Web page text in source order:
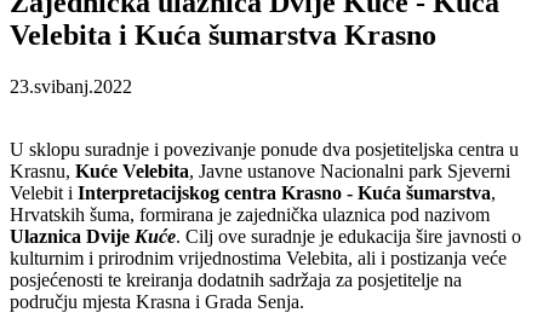
Velebita i Kuća šumarstva Krasno
23.svibanj.2022
U sklopu suradnje i povezivanje ponude dva posjetiteljska centra u
Krasnu, Kuće Velebita, Javne ustanove Nacionalni park Sjeverni
Velebit i Interpretacijskog centra Krasno - Kuća šumarstva,
Hrvatskih šuma, formirana je zajednička ulaznica pod nazivom
Ulaznica Dvije Kuće. Cilj ove suradnje je edukacija šire javnosti o
kulturnim i prirodnim vrijednostima Velebita, ali i postizanja veće
posjećenosti te kreiranja dodatnih sadržaja za posjetitelje na
području mjesta Krasna i Grada Senja.